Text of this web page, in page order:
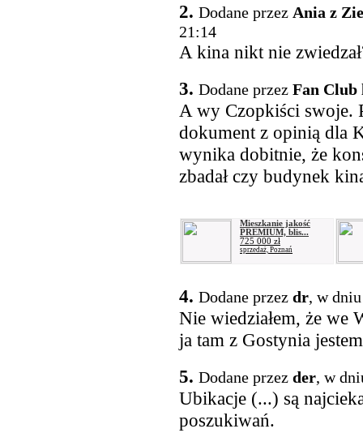
2. Dodane przez Ania z
21:14
A kina nikt nie
3. Dodane przez Fan Club
A wy Czopkiści swoje.
dokument z opinią dla
wynika dobitnie, że
zbadał czy budynek
Mieszkanie jakość
PREMIUM, blis...
725 000 zł
sprzedaż, Poznań
4. Dodane przez dr, w
Nie wiedziałem, że we
ja tam z Gostynia
5. Dodane przez der, w
Ubikacje (...) są
poszukiwań.